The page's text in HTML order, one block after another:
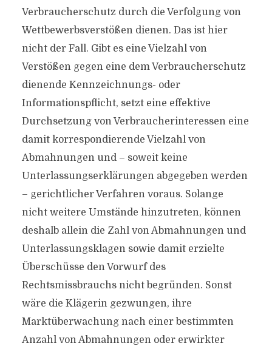
Verbraucherschutz durch die Verfolgung von
Wettbewerbsverstößen dienen. Das ist hier
nicht der Fall. Gibt es eine Vielzahl von
Verstößen gegen eine dem Verbraucherschutz
dienende Kennzeichnungs- oder
Informationspflicht, setzt eine effektive
Durchsetzung von Verbraucherinteressen eine
damit korrespondierende Vielzahl von
Abmahnungen und – soweit keine
Unterlassungserklärungen abgegeben werden
– gerichtlicher Verfahren voraus. Solange
nicht weitere Umstände hinzutreten, können
deshalb allein die Zahl von Abmahnungen und
Unterlassungsklagen sowie damit erzielte
Überschüsse den Vorwurf des
Rechtsmissbrauchs nicht begründen. Sonst
wäre die Klägerin gezwungen, ihre
Marktüberwachung nach einer bestimmten
Anzahl von Abmahnungen oder erwirkter